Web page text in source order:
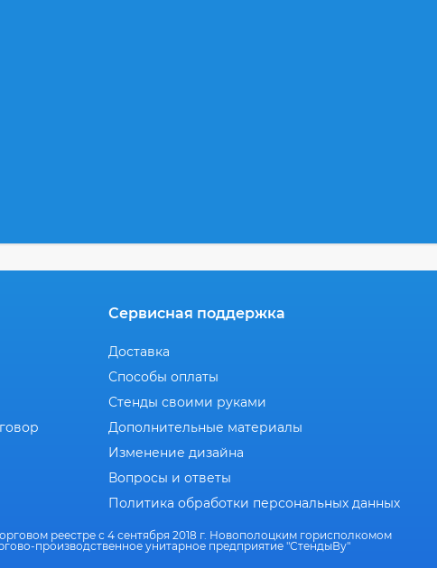
Сервисная поддержка
Доставка
Способы оплаты
Стенды своими руками
Дополнительные материалы
Изменение дизайна
Вопросы и ответы
Политика обработки персональных данных
реестре с 4 сентября 2018 г. Новополоцким горисполкомом
производственное унитарное предприятие "СтендыВу"